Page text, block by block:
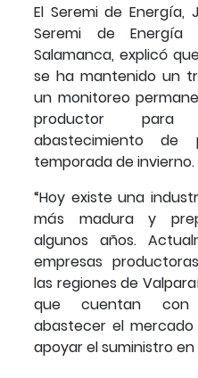
El Seremi de Energía,
Seremi de Energía
Salamanca, explicó
se ha mantenido un
un monitoreo
productor para
abastecimiento
temporada de invierno.
“Hoy existe una
más madura y
algunos años.
empresas
las regiones de
que cuentan con
abastecer el
apoyar el suministro